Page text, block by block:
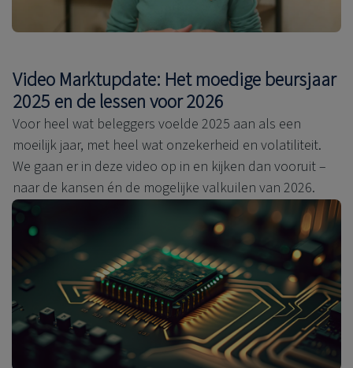
Video Marktupdate: Het moedige beursjaar
2025 en de lessen voor 2026
Voor heel wat beleggers voelde 2025 aan als een
moeilijk jaar, met heel wat onzekerheid en volatiliteit.
We gaan er in deze video op in en kijken dan vooruit –
naar de kansen én de mogelijke valkuilen van 2026.